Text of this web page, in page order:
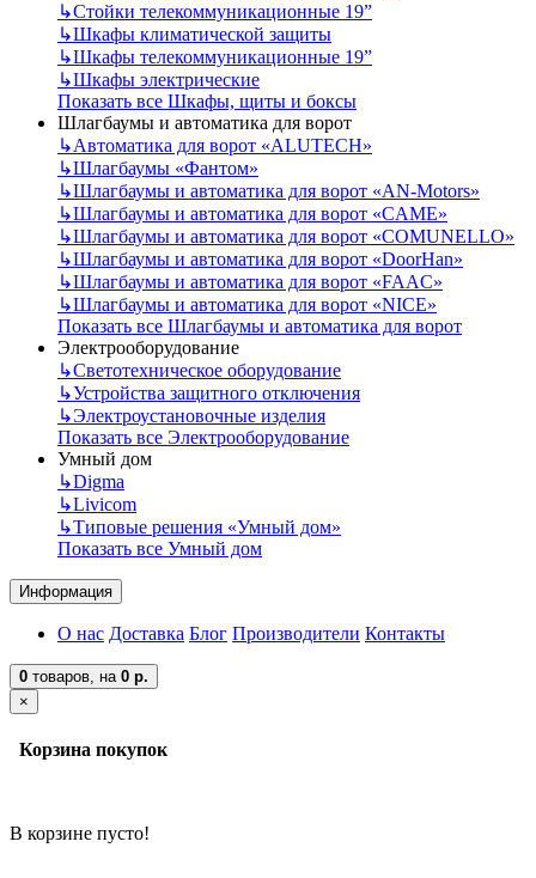
↳Стойки телекоммуникационные 19”
↳Шкафы климатической защиты
↳Шкафы телекоммуникационные 19”
↳Шкафы электрические
Показать все Шкафы, щиты и боксы
Шлагбаумы и автоматика для ворот
↳Автоматика для ворот «ALUTECH»
↳Шлагбаумы «Фантом»
↳Шлагбаумы и автоматика для ворот «AN-Motors»
↳Шлагбаумы и автоматика для ворот «CAME»
↳Шлагбаумы и автоматика для ворот «COMUNELLO»
↳Шлагбаумы и автоматика для ворот «DoorHan»
↳Шлагбаумы и автоматика для ворот «FAAC»
↳Шлагбаумы и автоматика для ворот «NICE»
Показать все Шлагбаумы и автоматика для ворот
Электрооборудование
↳Светотехническое оборудование
↳Устройства защитного отключения
↳Электроустановочные изделия
Показать все Электрооборудование
Умный дом
↳Digma
↳Livicom
↳Типовые решения «Умный дом»
Показать все Умный дом
Информация
О нас Доставка Блог Производители Контакты
0 товаров, на 0 р.
×
Корзина покупок
В корзине пусто!